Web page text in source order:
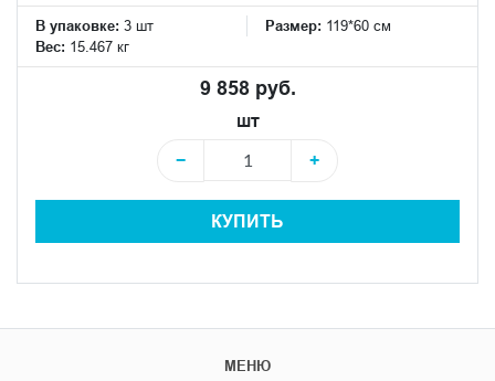
В упаковке: 3 шт Размер: 119*60 см
Вес: 15.467 кг
9 858 руб.
шт
−
+
КУПИТЬ
МЕНЮ